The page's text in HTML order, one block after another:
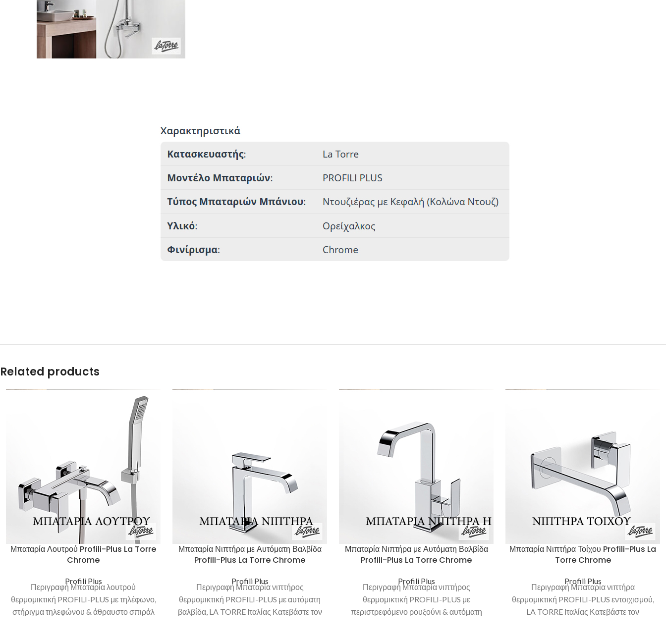
Related products
Μπαταρία Λουτρού Profili-Plus La Torre
Chrome
Profili Plus
Περιγραφή Μπαταρία λουτρού
θερμομικτική PROFILI-PLUS με τηλέφωνο,
στήριγμα τηλεφώνου & άθραυστο σπιράλ
Μπαταρία Νιπτήρα με Αυτόματη Βαλβίδα
Profili-Plus La Torre Chrome
Profili Plus
Περιγραφή Μπαταρία νιπτήρος
θερμομικτική PROFILI-PLUS με αυτόματη
βαλβίδα, LA TORRE Ιταλίας Κατεβάστε τον
Μπαταρία Νιπτήρα με Αυτόματη Βαλβίδα
Profili-Plus La Torre Chrome
Profili Plus
Περιγραφή Μπαταρία νιπτήρος
θερμομικτική PROFILI-PLUS με
περιστρεφόμενο ρουξούνι & αυτόματη
Μπαταρία Νιπτήρα Τοίχου Profili-Plus La
Torre Chrome
Profili Plus
Περιγραφή Μπαταρία νιπτήρα
θερμομικτική PROFILI-PLUS εντοιχισμού,
LA TORRE Ιταλίας Κατεβάστε τον